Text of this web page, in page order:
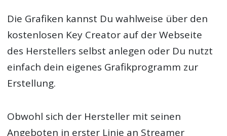
Die Grafiken kannst Du wahlweise über den
kostenlosen Key Creator auf der Webseite
des Herstellers selbst anlegen oder Du nutzt
einfach dein eigenes Grafikprogramm zur
Erstellung.
Obwohl sich der Hersteller mit seinen
Angeboten in erster Linie an Streamer